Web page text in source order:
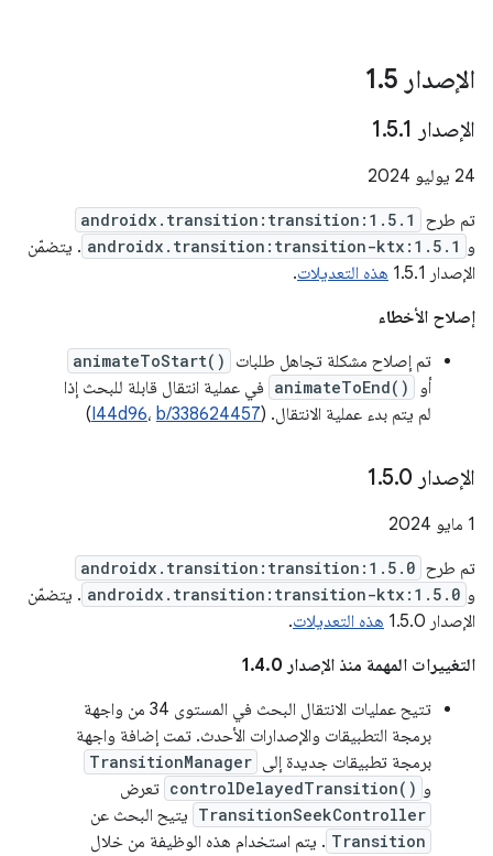
الإصدار 1 .5
الإصدار 1 .5.1
‫24 يوليو 2024
تم طرح
androidx.transition:transition:1.5.1
و androidx.transition:transition-ktx:1.5.1 . يتضمّن
الإصدار 1.5.1
هذه التعديلات.
إصلاح الأخطاء
تم إصلاح مشكلة تجاهل طلبات
animateToStart()
أو animateToEnd() في عملية انتقال قابلة للبحث إذا
لم يتم بدء عملية الانتقال. (
I44d96، b/338624457
)
الإصدار 1 .5.0
‫1 مايو 2024
تم طرح androidx.transition:transition:1.5.0
و androidx.transition:transition-ktx:1.5.0 . يتضمّن
الإصدار 1.5.0
هذه التعديلات.
التغييرات المهمة منذ الإصدار 1.4.0
تتيح عمليات الانتقال البحث في المستوى 34 من واجهة
برمجة التطبيقات والإصدارات الأحدث. تمت إضافة واجهة
برمجة تطبيقات جديدة إلى TransitionManager
و controlDelayedTransition() تعرض
TransitionSeekController يتيح البحث عن
Transition . يتم استخدام هذه الوظيفة من خلال